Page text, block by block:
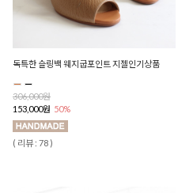
독특한 슬링백 웨지굽포인트 지젤인기상품
306,000원
153,000원 50%
( 리뷰 : 78 )